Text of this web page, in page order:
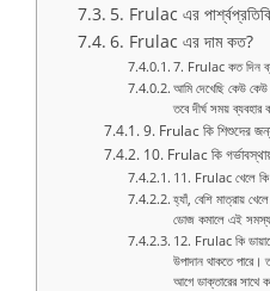
5. Frulac এর
6. Frulac এর দাম কত?
7. Frulac কত দিন
আমি দেখেছি কেউ কেউ
তবে দীর্ঘ সময় ব্যবহার
9. Frulac কি শিশুদের
10. Frulac কি গর্ভাবস্থায়
11. Frulac খেলে কি
হ্যাঁ, বেশি মাত্রায়
ডোজ কমালে এই
12. Frulac কি
উপাদান থাকতে পারে।
আগে ডাক্তারের সাথে